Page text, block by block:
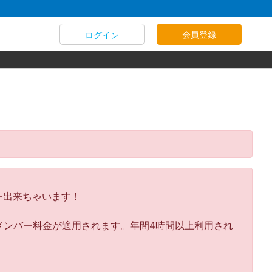
ログイン 会員登録
来ちゃいます！
バー料金が適用されます。年間4時間以上利用され